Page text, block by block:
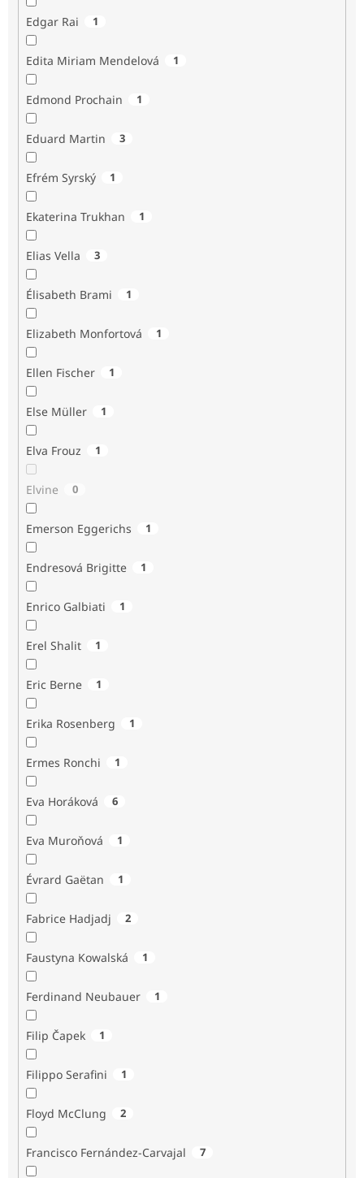
Edgar Rai 1
Edita Miriam Mendelová 1
Edmond Prochain 1
Eduard Martin 3
Efrém Syrský 1
Ekaterina Trukhan 1
Elias Vella 3
Élisabeth Brami 1
Elizabeth Monfortová 1
Ellen Fischer 1
Else Müller 1
Elva Frouz 1
Elvine 0
Emerson Eggerichs 1
Endresová Brigitte 1
Enrico Galbiati 1
Erel Shalit 1
Eric Berne 1
Erika Rosenberg 1
Ermes Ronchi 1
Eva Horáková 6
Eva Muroňová 1
Évrard Gaëtan 1
Fabrice Hadjadj 2
Faustyna Kowalská 1
Ferdinand Neubauer 1
Filip Čapek 1
Filippo Serafini 1
Floyd McClung 2
Francisco Fernández-Carvajal 7